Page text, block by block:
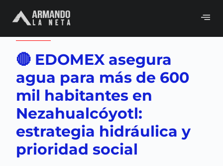
Volver a Edomex
🔴 EDOMEX asegura
agua para más de 600
mil habitantes en
Nezahualcóyotl:
estrategia hidráulica y
prioridad social